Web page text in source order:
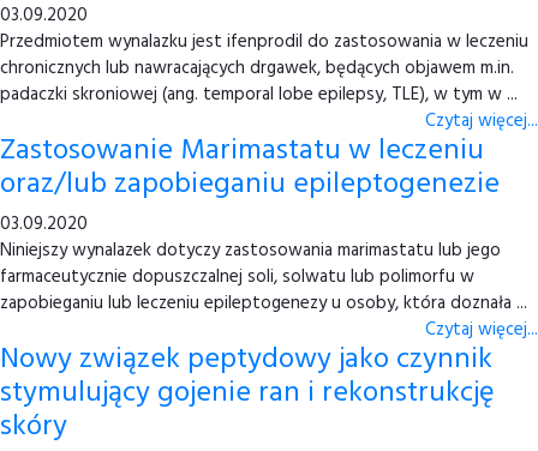
03.09.2020
Przedmiotem wynalazku jest ifenprodil do zastosowania w leczeniu
chronicznych lub nawracających drgawek, będących objawem m.in.
padaczki skroniowej (ang. temporal lobe epilepsy, TLE), w tym w ...
Czytaj więcej...
Zastosowanie Marimastatu w leczeniu
oraz/lub zapobieganiu epileptogenezie
03.09.2020
Niniejszy wynalazek dotyczy zastosowania marimastatu lub jego
farmaceutycznie dopuszczalnej soli, solwatu lub polimorfu w
zapobieganiu lub leczeniu epileptogenezy u osoby, która doznała ...
Czytaj więcej...
Nowy związek peptydowy jako czynnik
stymulujący gojenie ran i rekonstrukcję
skóry